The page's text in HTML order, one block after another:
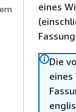
eines
Die